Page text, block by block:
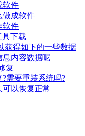
软件
做成软件
软件
具下载
获得如下的一些数据
息内容数据呢
复
需要重装系统吗?
可以恢复正常